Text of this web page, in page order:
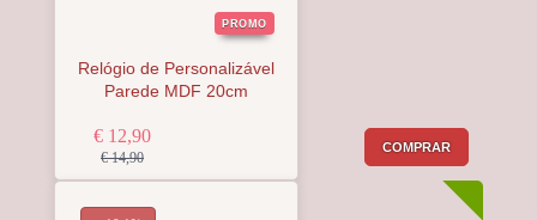
PROMO
Relógio de Personalizável
Parede MDF 20cm
€ 12,90
€ 14,90
COMPRAR